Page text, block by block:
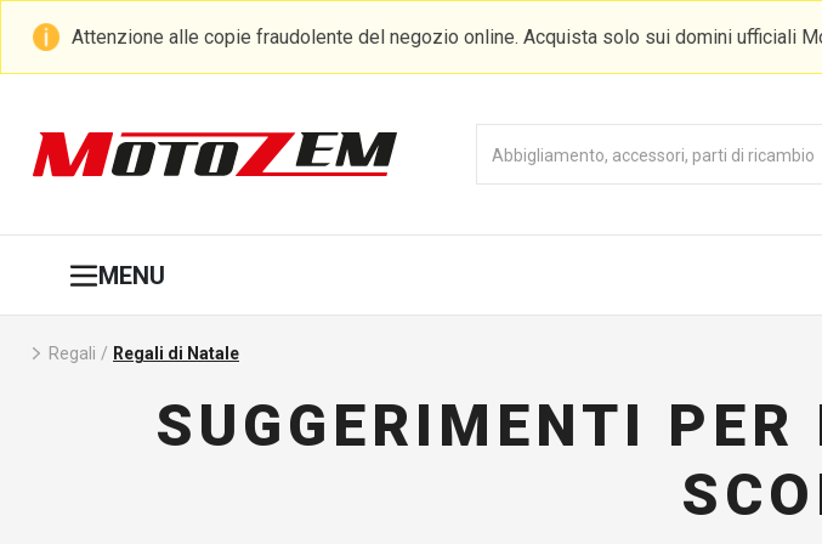
Attenzione alle copie fraudolente del negozio online. Acquista solo sui domini ufficiali
MENU
Regali / Regali di Natale
SUGGERIMENTI